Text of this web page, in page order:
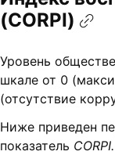
(CORPI)
Уровень
шкале от 0
(отсутствие
Ниже приведен
показатель CORPI.